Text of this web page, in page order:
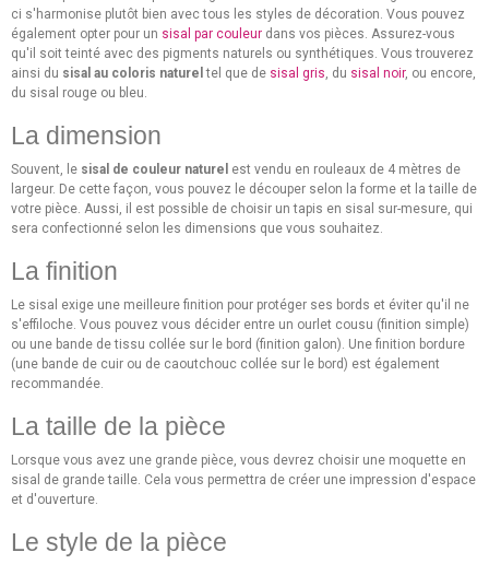
ci s'harmonise plutôt bien avec tous les styles de décoration. Vous pouvez
également opter pour un sisal par couleur dans vos pièces. Assurez-vous
qu'il soit teinté avec des pigments naturels ou synthétiques. Vous trouverez
ainsi du sisal au coloris naturel tel que de sisal gris , du sisal noir, ou encore,
du sisal rouge ou bleu.
La dimension
Souvent, le sisal de couleur naturel est vendu en rouleaux de 4 mètres de
largeur. De cette façon, vous pouvez le découper selon la forme et la taille de
votre pièce. Aussi, il est possible de choisir un tapis en sisal sur-mesure, qui
sera confectionné selon les dimensions que vous souhaitez.
La finition
Le sisal exige une meilleure finition pour protéger ses bords et éviter qu'il ne
s'effiloche. Vous pouvez vous décider entre un ourlet cousu (finition simple)
ou une bande de tissu collée sur le bord (finition galon). Une finition bordure
(une bande de cuir ou de caoutchouc collée sur le bord) est également
recommandée.
La taille de la pièce
Lorsque vous avez une grande pièce, vous devrez choisir une moquette en
sisal de grande taille. Cela vous permettra de créer une impression d'espace
et d'ouverture.
Le style de la pièce